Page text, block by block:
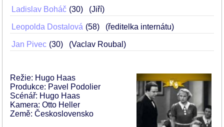
Ladislav Boháč 30 (Jiří)
Leopolda Dostalová 58 (ředitelka internátu)
Jan Pivec 30 (Vaclav Roubal)
Režie: Hugo Haas
Produkce: Pavel Podolier
Scénář: Hugo Haas
Kamera: Otto Heller
Země: Československo